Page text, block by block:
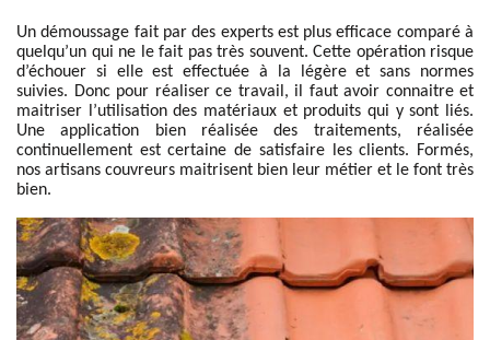
Un démoussage fait par des experts est plus efficace comparé à
quelqu’un qui ne le fait pas très souvent. Cette opération risque
d’échouer si elle est effectuée à la légère et sans normes
suivies. Donc pour réaliser ce travail, il faut avoir connaitre et
maitriser l’utilisation des matériaux et produits qui y sont liés.
Une application bien réalisée des traitements, réalisée
continuellement est certaine de satisfaire les clients. Formés,
nos artisans couvreurs maitrisent bien leur métier et le font très
bien.